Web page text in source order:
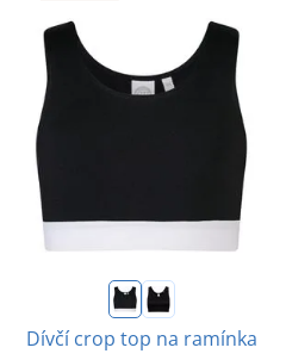
Dívčí crop top na ramínka